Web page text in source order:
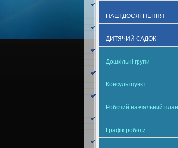
НАШІ ДОСЯГНЕННЯ
ДИТЯЧИЙ САДОК
Дошкільні групи
Консультпункт
Робочий навчальний план
Графік роботи